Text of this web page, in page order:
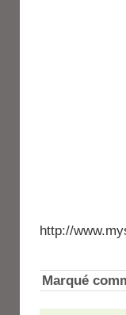
http://
Marqué